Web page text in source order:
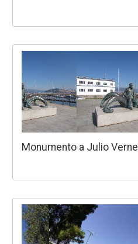
Monumento a Julio Verne